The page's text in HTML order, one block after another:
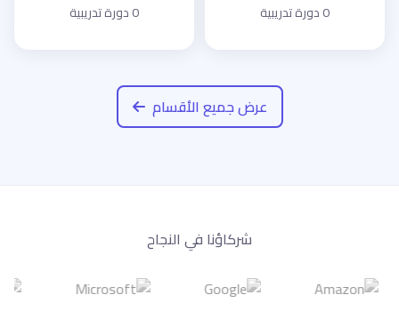
0 دورة تدريبية 0 دورة تدريبية
عرض جميع الأقسام
شركاؤنا في النجاح